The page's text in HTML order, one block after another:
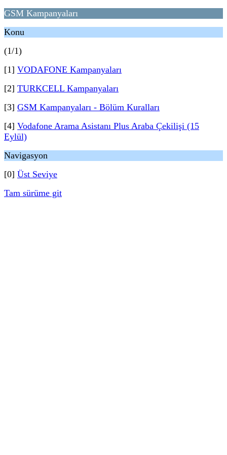
GSM Kampanyaları
Konu
(1/1)
[1] VODAFONE Kampanyaları
[2] TURKCELL Kampanyaları
[3] GSM Kampanyaları - Bölüm Kuralları
[4] Vodafone Arama Asistanı Plus Araba Çekilişi (15
Eylül)
Navigasyon
[0] Üst Seviye
Tam sürüme git